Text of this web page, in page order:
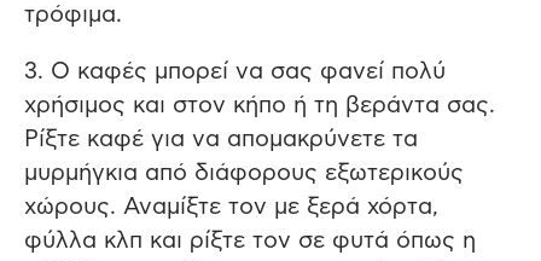
τρόφιμα.
3. Ο καφές μπορεί να σας φανεί πολύ
χρήσιμος και στον κήπο ή τη βεράντα σας.
Ρίξτε καφέ για να απομακρύνετε τα
μυρμήγκια από διάφορους εξωτερικούς
χώρους. Αναμίξτε τον με ξερά χόρτα,
φύλλα κλπ και ρίξτε τον σε φυτά όπως η